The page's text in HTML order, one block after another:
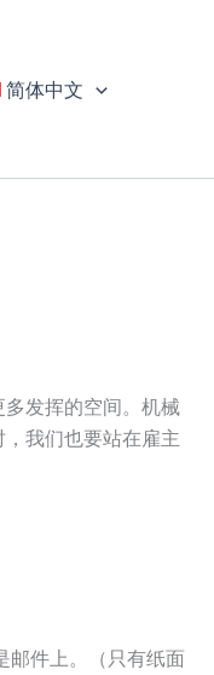
简体中文
发挥的空间。机械
我们也要站在雇主
邮件上。（只有纸面